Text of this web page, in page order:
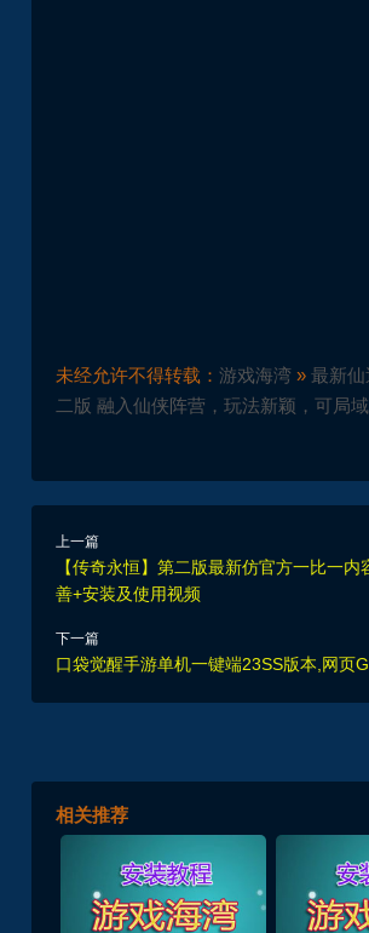
未经允许不得转载： 游戏海湾» 最新仙
上一篇
【传奇永恒】第二版最新仿官方一比一内
下一篇
相关推荐